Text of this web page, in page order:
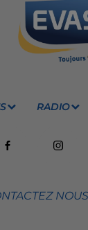
RADIO
NOUS